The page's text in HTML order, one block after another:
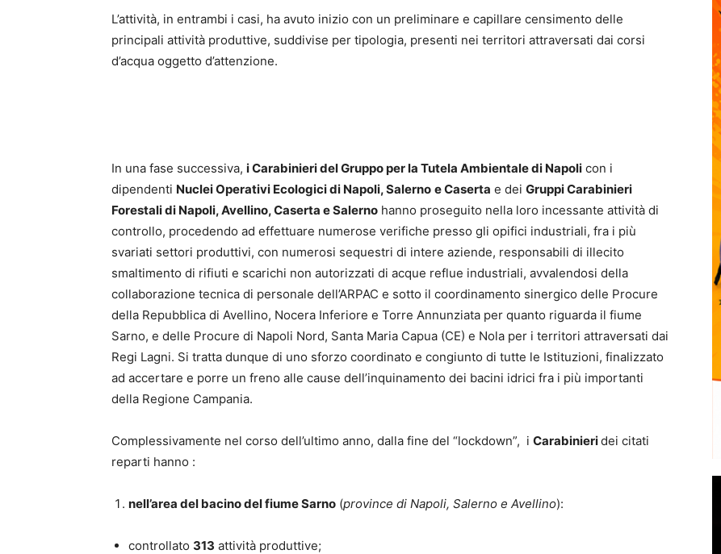
L’attività, in entrambi i casi, ha avuto inizio con un preliminare e capillare censimento delle
principali attività produttive, suddivise per tipologia, presenti nei territori attraversati dai corsi
d’acqua oggetto d’attenzione.
In una fase successiva, i Carabinieri del Gruppo per la Tutela Ambientale di Napoli con i
dipendenti Nuclei Operativi Ecologici di Napoli, Salerno e Caserta e dei Gruppi Carabinieri
Forestali di Napoli, Avellino, Caserta e Salerno hanno proseguito nella loro incessante attività di
controllo, procedendo ad effettuare numerose verifiche presso gli opifici industriali, fra i più
svariati settori produttivi, con numerosi sequestri di intere aziende, responsabili di illecito
smaltimento di rifiuti e scarichi non autorizzati di acque reflue industriali, avvalendosi della
collaborazione tecnica di personale dell’ARPAC e sotto il coordinamento sinergico delle Procure
della Repubblica di Avellino, Nocera Inferiore e Torre Annunziata per quanto riguarda il fiume
Sarno, e delle Procure di Napoli Nord, Santa Maria Capua (CE) e Nola per i territori attraversati dai
Regi Lagni. Si tratta dunque di uno sforzo coordinato e congiunto di tutte le Istituzioni, finalizzato
ad accertare e porre un freno alle cause dell’inquinamento dei bacini idrici fra i più importanti
della Regione Campania.
Complessivamente nel corso dell’ultimo anno, dalla fine del “lockdown”, i Carabinieridei citati
reparti hanno :
nell’area del bacino del fiume Sarno (province di Napoli, Salerno e Avellino):
controllato 313 attività produttive;